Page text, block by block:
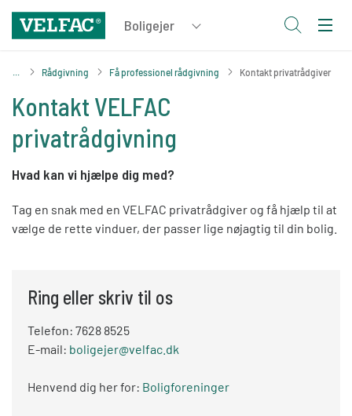
Rådgivning Få professionel rådgivning Kontakt privatrådgiver
Kontakt VELFAC
privatrådgivning
Hvad kan vi hjælpe dig med?
Tag en snak med en VELFAC privatrådgiver og få hjælp til at
vælge de rette vinduer, der passer lige nøjagtig til din bolig.
Ring eller skriv til os
Telefon: 7628 8525
E-mail: boligejer@velfac.dk
Henvend dig her for: Boligforeninger